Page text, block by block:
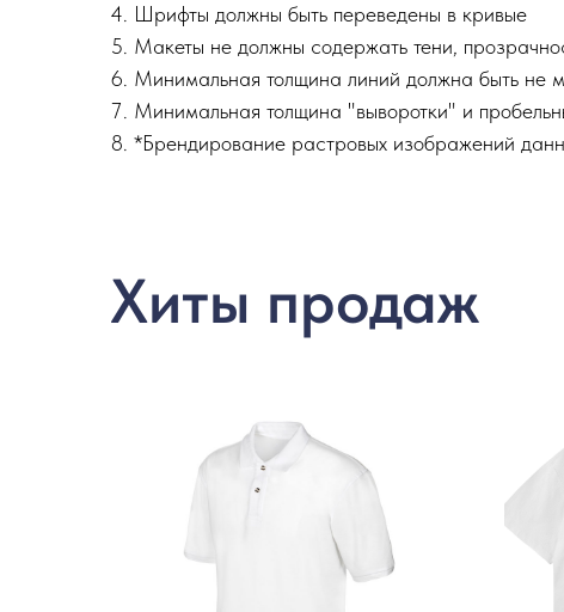
Шрифты должны быть переведены в кривые
Макеты не должны содержать тени,
Минимальная толщина линий должна быть не
Минимальная толщина "выворотки" и
*Брендирование растровых изображений
Хиты продаж